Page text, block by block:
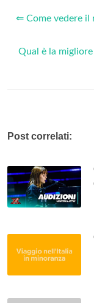
⇐ Come vedere il
Qual è la
Post correlati: